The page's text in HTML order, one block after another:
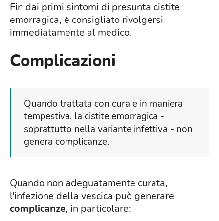
Fin dai primi sintomi di presunta cistite
emorragica, è consigliato rivolgersi
immediatamente al medico.
Complicazioni
Quando trattata con cura e in maniera
tempestiva, la cistite emorragica -
soprattutto nella variante infettiva - non
genera complicanze.
Quando non adeguatamente curata,
l'infezione della vescica può generare
complicanze, in particolare: